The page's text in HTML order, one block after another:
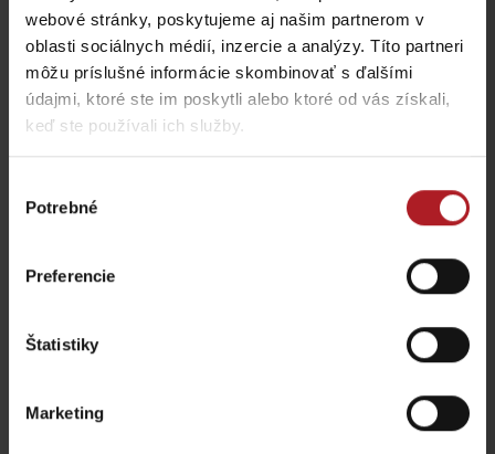
webové stránky, poskytujeme aj našim partnerom v
oblasti sociálnych médií, inzercie a analýzy. Títo partneri
môžu príslušné informácie skombinovať s ďalšími
údajmi, ktoré ste im poskytli alebo ktoré od vás získali,
keď ste používali ich služby.
súhlasu
Potrebné
Preferencie
Štatistiky
Marketing
Partizánska Ľupča
všetky miesta kde jesť a piť
Aktivity a relax v gh blízkosti: